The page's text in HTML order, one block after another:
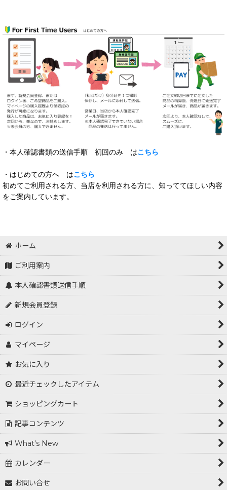
・本人確認書類の送信手順 初回のみ はこちら
・はじめての方へ はこちら
初めてご利用される方、当店を利用される方に、知っててほしい内容
をご案内しています。
ホーム
ご利用案内
本人確認書類送信手順
新規会員登録
ログイン
マイページ
お気に入り
最近チェックしたアイテム
ショッピングカート
記事コンテンツ
What's New
カレンダー
お問い合せ